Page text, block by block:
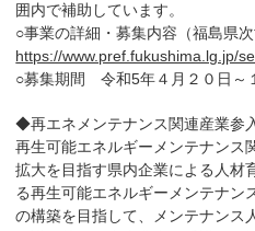
囲内で補助しています。
○事業の詳細・募集内容（福島県次
https://www.pref.fukushima.lg.jp/
○募集期間 令和5年４月２０日～
◆再エネメンテナンス関連産業参
再生可能エネルギーメンテナンス
拡大を目指す県内企業による人材
る再生可能エネルギーメンテナン
の構築を目指して、メンテナンス